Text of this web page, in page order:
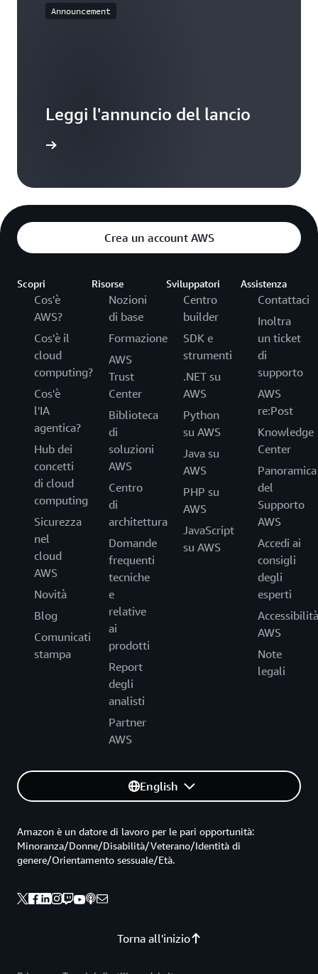
Announcement
Leggi l'annuncio del lancio
Crea un account AWS
Scopri
Cos'è
AWS?
Cos'è il
cloud
computing?
Cos'è
l'IA
agentica?
Hub dei
concetti
di cloud
computing
Sicurezza
nel
cloud
AWS
Novità
Blog
Comunicati
stampa
Risorse
Nozioni
di base
Formazione
AWS
Trust
Center
Biblioteca
di
soluzioni
AWS
Centro
di
architettura
Domande
frequenti
tecniche
e
relative
ai
prodotti
Report
degli
analisti
Partner
AWS
Sviluppatori
Centro
builder
SDK e
strumenti
.NET su
AWS
Python
su AWS
Java su
AWS
PHP su
AWS
JavaScript
su AWS
Assistenza
Contattaci
Inoltra
un ticket
di
supporto
AWS
re:Post
Knowledge
Center
Panoramica
del
Supporto
AWS
Accedi ai
consigli
degli
esperti
Accessibilità
AWS
Note
legali
English
Torna all'inizio
Amazon è un datore di lavoro per le pari opportunità:
Minoranza/Donne/Disabilità/Veterano/Identità di
genere/Orientamento sessuale/Età.